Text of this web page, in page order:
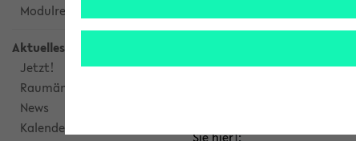
Modulrecherche
Aktuelles
Jetzt!
Raumänderungen
News
Kalenderintegration
Alle
Klicken Sie auf das
Sie hier):